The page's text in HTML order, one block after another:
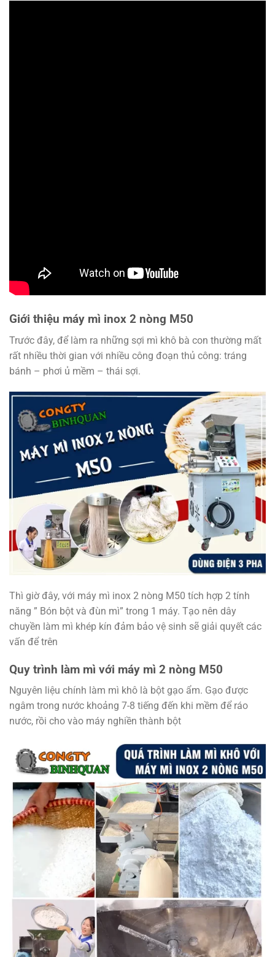
Giới thiệu máy mì inox 2 nòng M50
Trước đây, để làm ra những sợi mì khô bà con thường mất
rất nhiều thời gian với nhiều công đoạn thủ công: tráng
bánh – phơi ủ mềm – thái sợi.
Thì giờ đây, với máy mì inox 2 nòng M50 tích hợp 2 tính
năng ” Bón bột và đùn mì” trong 1 máy. Tạo nên dây
chuyền làm mì khép kín đảm bảo vệ sinh sẽ giải quyết các
vấn để trên
Quy trình làm mì với máy mì 2 nòng M50
Nguyên liệu chính làm mì khô là bột gạo ẩm. Gạo được
ngâm trong nước khoảng 7-8 tiếng đến khi mềm để ráo
nước, rồi cho vào máy nghiền thành bột